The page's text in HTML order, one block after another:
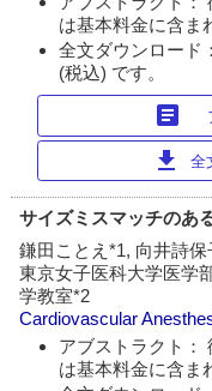
は基本料金に含ま
全文ダウンロード
(税込) です。
article
download 全
サイズミスマッチのあ
鎌田ことえ*1, 向井詩
東京女子医科大学医学
学教室*2
Cardiovascular
アブストラクト：
は基本料金に含ま